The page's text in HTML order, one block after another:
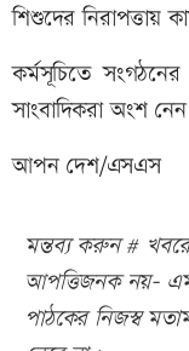
শিশুদের নিরাপত্তায়
কর্মসূচিতে
সাংবাদিকরা অংশ
আপন দেশ/এসএস
মন্তব্য করুন #
আপত্তিজনক নয়-
পাঠকের নিজস্ব